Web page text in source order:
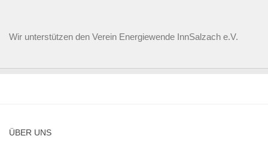
Wir unterstützen den Verein Energiewende InnSalzach e.V.
ÜBER UNS